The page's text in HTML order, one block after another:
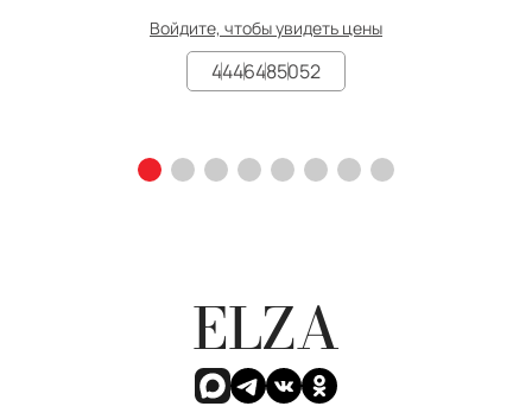
Войдите, чтобы увидеть цены
4446485052
ELZA